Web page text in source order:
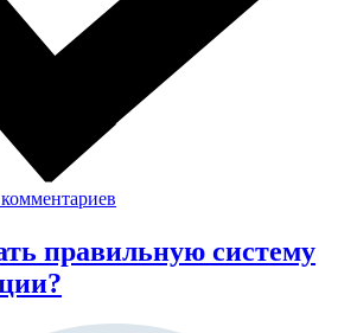
комментариев
правильную систему